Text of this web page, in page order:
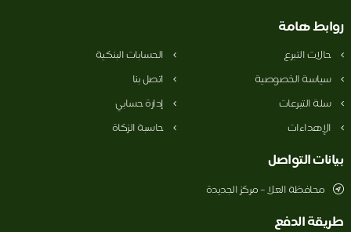
روابط هامة
حالات التبرع
الحسابات البنكية
سياسة الخصوصية
اتصل بنا
سلة التبرعات
إدارة حسابي
الإهداءات
حاسبة الزكاة
بيانات التواصل
محافظة العلا – مركز الجديدة
طريقة الدفع